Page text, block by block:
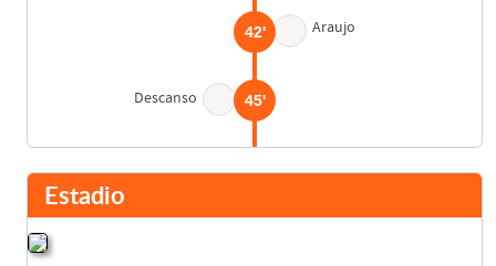
Araujo
42'
Descanso 45'
90'
Estadio